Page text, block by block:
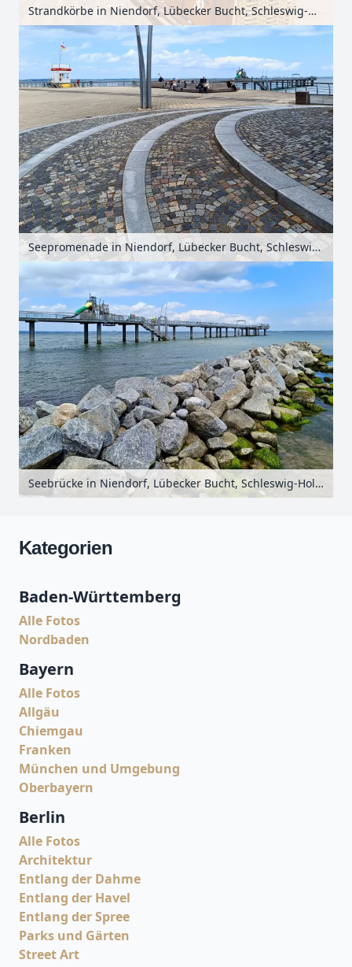
Strandkörbe in Niendorf, Lübecker Bucht, Schleswig-Holstein, Deutschland
Seepromenade in Niendorf, Lübecker Bucht, Schleswig-Holstein, Deutschland
Seebrücke in Niendorf, Lübecker Bucht, Schleswig-Holstein, Deutschland
Kategorien
Baden-Württemberg
Alle Fotos
Nordbaden
Bayern
Alle Fotos
Allgäu
Chiemgau
Franken
München und Umgebung
Oberbayern
Berlin
Alle Fotos
Architektur
Entlang der Dahme
Entlang der Havel
Entlang der Spree
Parks und Gärten
Street Art